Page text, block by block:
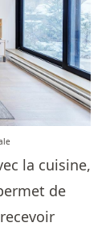
la cuisine,
de